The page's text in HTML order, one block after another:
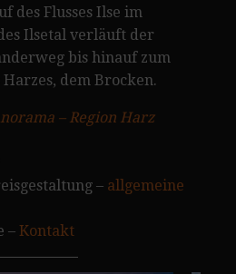
des Flusses Ilse im
Ilsetal verläuft der
bis hinauf zum
dem Brocken.
– Region Harz
– allgemeine
– Kontakt